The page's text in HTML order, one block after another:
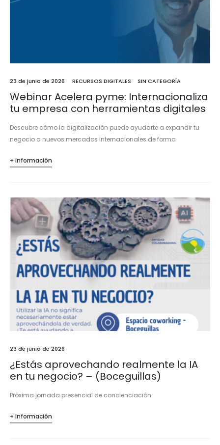
23 de junio de 2026 RECURSOS DIGITALES SIN CATEGORÍA
Webinar Acelera pyme: Internacionaliza
tu empresa con herramientas digitales
Descubre cómo la digitalización puede ayudarte a expandir tu
negocio a nuevos mercados internacionales de forma
inversiones iniciales. Aprende a aprovechar herramientas…
+ Información
23 de junio de 2026
¿Estás aprovechando realmente la IA
en tu negocio? – (Boceguillas)
Próxima jornada presencial de concienciación.
+ Información